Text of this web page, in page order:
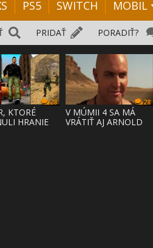
PS5 SWITCH MOBIL
PORADIŤ?
PRIDAŤ
28
KTORÉ
HRANIE
28
V MÚMII 4 SA MÁ
VRÁTIŤ AJ ARNOLD